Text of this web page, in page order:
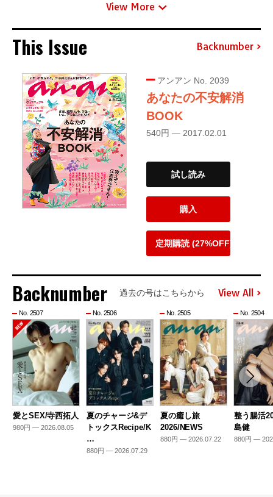
View More
This Issue Backnumber
アンアン No. 2039
あなたの不安解消
BOOK
540円 — 2017.02.01
試し読み
購入
定期購読 (27%OFF)
Backnumber 過去の号はこちらから View All
No. 2507
愛とSEX/寺西拓人
980円 — 2026.08.05
No. 2506
夏のチャージ&デ
トックスRecipe/K
…
880円 — 2026.07.29
No. 2505
夏の癒し旅
2026/NEWS
880円 — 2026.07.22
No. 2504
整う腸活
島健
880円 —